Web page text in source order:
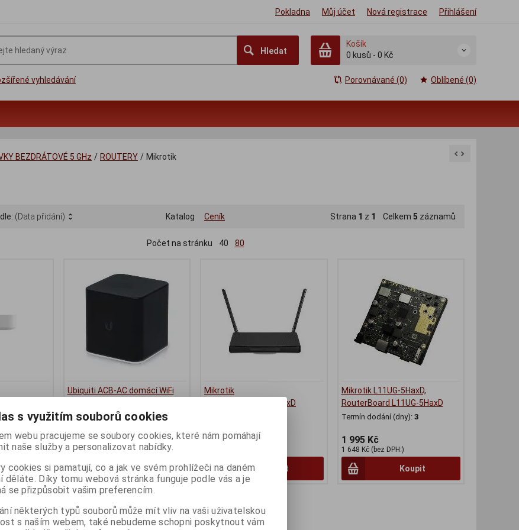
Pokladna Můj účet Nová registrace Přihlášení
Hledat
Košík
0 kusů - 0 Kč
vyhledávání Porovnávané (0) Oblíbené (0)
BEZDRÁTOVÉ 5 GHz / ROUTERY / Mikrotik
(Data přidání) Katalog Ceník Strana 1 z 1 Celkem 5 záznamů
Počet na stránku 40 80
Ubiquiti ACB-AC domácí WiFi
Termín dodání (dny): 3
1 879 Kč
1 553 Kč (bez DPH:)
Koupit
Mikrotik
C53UiG+5HPaxD2HPaxD
3 090 Kč
Koupit
Mikrotik L11UG-5HaxD,
RouterBoard L11UG-5HaxD
Termín dodání (dny): 3
1 995 Kč
1 648 Kč (bez DPH:)
Koupit
s využitím souborů cookies
webu pracujeme se soubory cookies, které nám pomáhají
naše služby a personalizovat nabídky.
cookies si pamatují, co a jak ve svém prohlížeči na daném
děláte. Díky tomu webová stránka funguje podle vás a je
se přizpůsobit vašim preferencím.
některých typů souborů může mít vliv na vaši uživatelskou
s naším webem, také nebudeme schopni poskytnout vám